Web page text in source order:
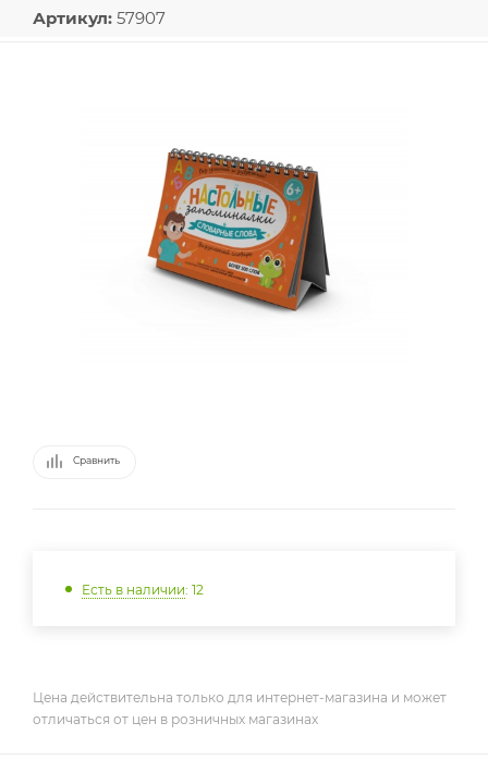
Артикул: 57907
Сравнить
Есть в наличии: 12
Цена действительна только для интернет-магазина и может
отличаться от цен в розничных магазинах